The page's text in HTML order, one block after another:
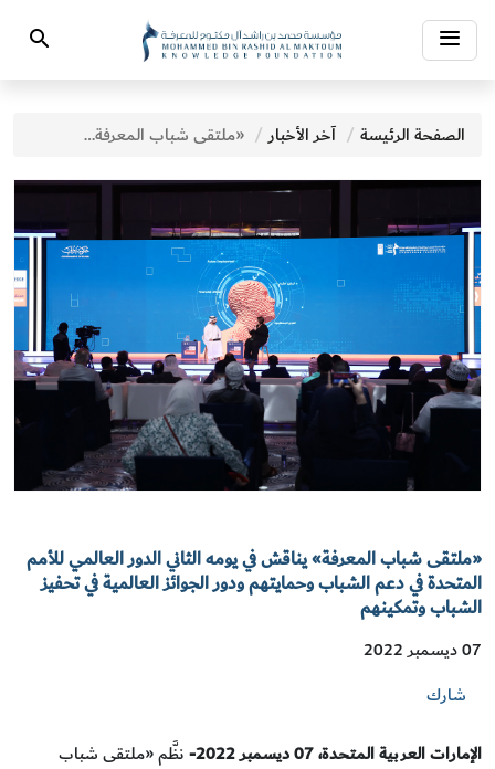
Toggle
navigation
Search
الصفحة الرئيسة آخر الأخبار «ملتقى شباب المعرفة» يناقش في يومه الثاني الدور العالمي للأمم المتحدة في دعم الشباب وحمايتهم ودور الجوائز العالمية في تحفيز الشباب وتمكينهم
«ملتقى شباب المعرفة» يناقش في يومه الثاني الدور العالمي للأمم
المتحدة في دعم الشباب وحمايتهم ودور الجوائز العالمية في تحفيز
الشباب وتمكينهم
07 ديسمبر 2022
شارك
الإمارات العربية المتحدة، 07 ديسمبر 2022 -نظَّم «ملتقى شباب